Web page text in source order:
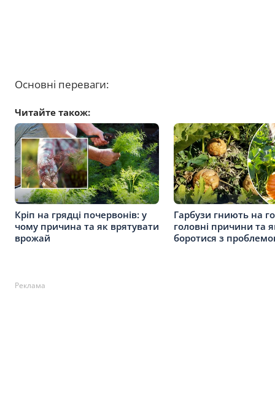
Основні переваги:
Читайте також:
Кріп на грядці почервонів: у
чому причина та як врятувати
врожай
Гарбузи гниють на
головні причини та
боротися з
Реклама